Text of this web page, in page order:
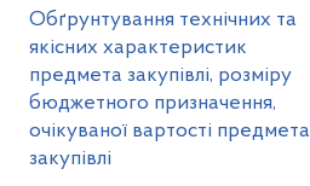
Обґрунтування технічних та
якісних характеристик
предмета закупівлі, розміру
бюджетного призначення,
очікуваної вартості предмета
закупівлі